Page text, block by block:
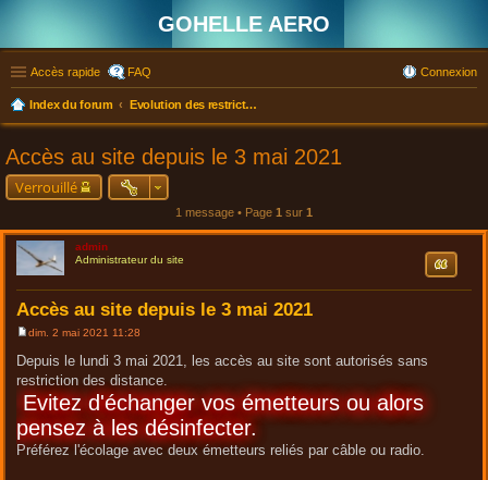
GOHELLE AERO
Accès rapide FAQ Connexion
Index du forum Evolution des restrictions sanitaires COVID19 depuis le 3 mai 2021
Accès au site depuis le 3 mai 2021
Verrouillé
1 message • Page 1 sur 1
admin
Administrateur du site
Accès au site depuis le 3 mai 2021
Citation
s
s
a
g
e
dim. 2 mai 2021 11:28
Depuis le lundi 3 mai 2021, les accès au site sont autorisés sans
restriction des distance.
Evitez d'échanger vos émetteurs ou alors
pensez à les désinfecter.
Préférez l'écolage avec deux émetteurs reliés par câble ou radio.